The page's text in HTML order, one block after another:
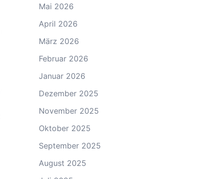
Mai 2026
April 2026
März 2026
Februar 2026
Januar 2026
Dezember 2025
November 2025
Oktober 2025
September 2025
August 2025